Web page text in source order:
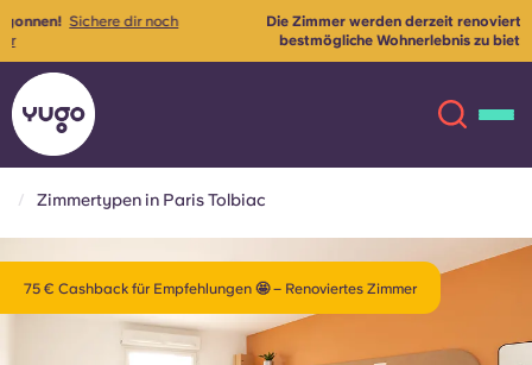
Standorte English (US)
Die Zimmer werden derzeit renoviert, um unseren Mietern das
bestmögliche Wohnerlebnis zu bieten ✨Kontaktiere uns für
weitere Informationen
mehr
Zimmertypen in Paris Tolbiac
75 € Cashback für Empfehlungen 🤩 – Renoviertes Zimmer